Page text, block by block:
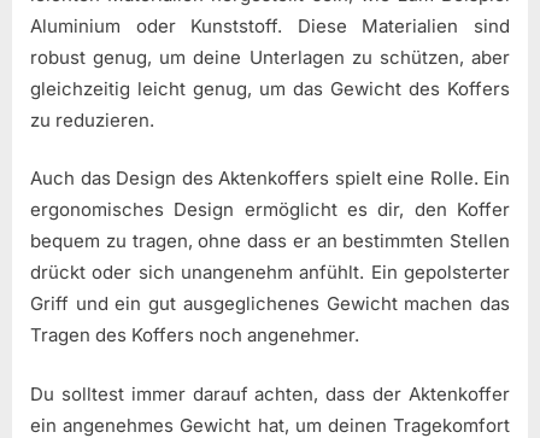
Aluminium oder Kunststoff. Diese Materialien sind
robust genug, um deine Unterlagen zu schützen, aber
gleichzeitig leicht genug, um das Gewicht des Koffers
zu reduzieren.
Auch das Design des Aktenkoffers spielt eine Rolle. Ein
ergonomisches Design ermöglicht es dir, den Koffer
bequem zu tragen, ohne dass er an bestimmten Stellen
drückt oder sich unangenehm anfühlt. Ein gepolsterter
Griff und ein gut ausgeglichenes Gewicht machen das
Tragen des Koffers noch angenehmer.
Du solltest immer darauf achten, dass der Aktenkoffer
ein angenehmes Gewicht hat, um deinen Tragekomfort